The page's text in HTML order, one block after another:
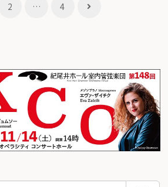
2 … 4